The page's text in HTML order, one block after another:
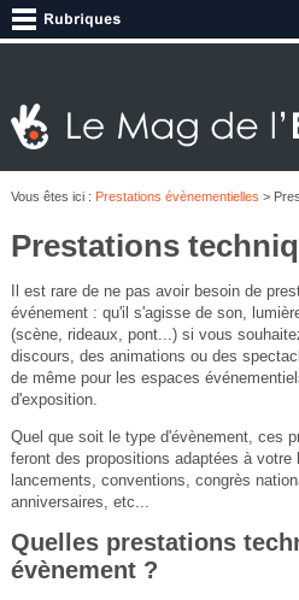
Vous êtes ici : Prestations évènementielles >
Prestations
Il est rare de ne pas avoir besoin de
événement : qu'il s'agisse de son,
(scène, rideaux, pont...) si vous
discours, des animations ou des
de même pour les espaces
d'exposition.
Quel que soit le type d'évènement, ces
feront des propositions adaptées à
lancements, conventions, congrès
anniversaires, etc...
Quelles prestations
évènement ?